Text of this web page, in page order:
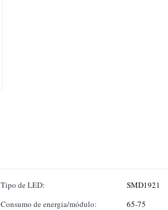
Tipo de LED:
SMD1921
Consumo de energia/módulo:
65-75